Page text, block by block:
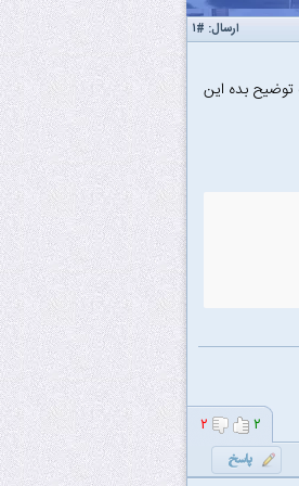
ارسال: #۱
بده این
۲
۲